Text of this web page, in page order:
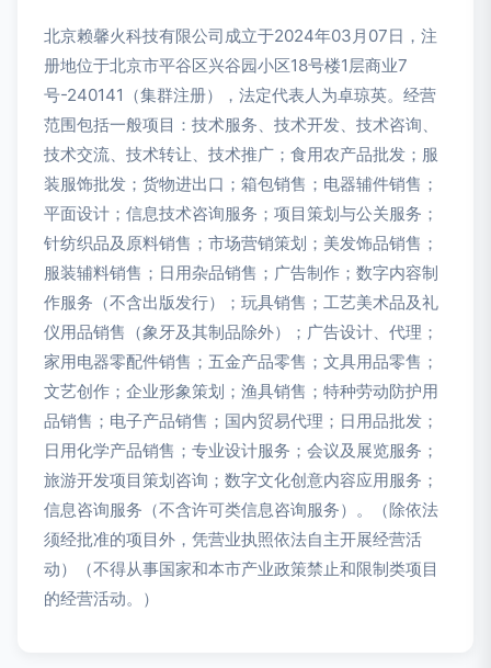
北京赖馨火科技有限公司成立于2024年03月07日，注
册地位于北京市平谷区兴谷园小区18号楼1层商业7
号-240141（集群注册），法定代表人为卓琼英。经营
范围包括一般项目：技术服务、技术开发、技术咨询、
技术交流、技术转让、技术推广；食用农产品批发；服
装服饰批发；货物进出口；箱包销售；电器辅件销售；
平面设计；信息技术咨询服务；项目策划与公关服务；
针纺织品及原料销售；市场营销策划；美发饰品销售；
服装辅料销售；日用杂品销售；广告制作；数字内容制
作服务（不含出版发行）；玩具销售；工艺美术品及礼
仪用品销售（象牙及其制品除外）；广告设计、代理；
家用电器零配件销售；五金产品零售；文具用品零售；
文艺创作；企业形象策划；渔具销售；特种劳动防护用
品销售；电子产品销售；国内贸易代理；日用品批发；
日用化学产品销售；专业设计服务；会议及展览服务；
旅游开发项目策划咨询；数字文化创意内容应用服务；
信息咨询服务（不含许可类信息咨询服务）。（除依法
须经批准的项目外，凭营业执照依法自主开展经营活
动）（不得从事国家和本市产业政策禁止和限制类项目
的经营活动。）